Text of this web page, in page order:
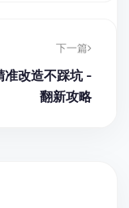
下一篇
改造不踩坑 -
翻新攻略